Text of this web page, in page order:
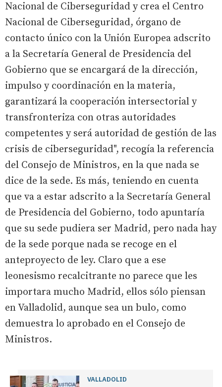
Nacional de Ciberseguridad y crea el Centro
Nacional de Ciberseguridad, órgano de
contacto único con la Unión Europea adscrito
a la Secretaría General de Presidencia del
Gobierno que se encargará de la dirección,
impulso y coordinación en la materia,
garantizará la cooperación intersectorial y
transfronteriza con otras autoridades
competentes y será autoridad de gestión de las
crisis de ciberseguridad", recogía la referencia
del Consejo de Ministros, en la que nada se
dice de la sede. Es más, teniendo en cuenta
que va a estar adscrito a la Secretaría General
de Presidencia del Gobierno, todo apuntaría
que su sede pudiera ser Madrid, pero nada hay
de la sede porque nada se recoge en el
anteproyecto de ley. Claro que a ese
leonesismo recalcitrante no parece que les
importara mucho Madrid, ellos sólo piensan
en Valladolid, aunque sea un bulo, como
demuestra lo aprobado en el Consejo de
Ministros.
VALLADOLID